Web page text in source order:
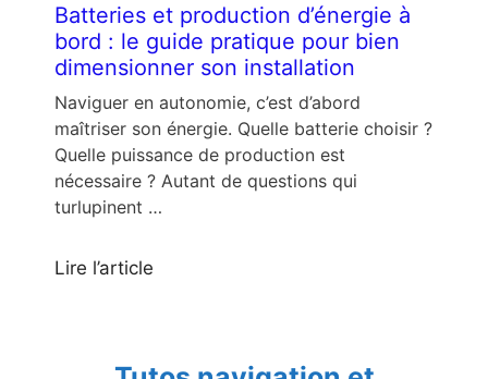
Batteries et production d’énergie à
bord : le guide pratique pour bien
dimensionner son installation
Naviguer en autonomie, c’est d’abord
maîtriser son énergie. Quelle batterie choisir ?
Quelle puissance de production est
nécessaire ? Autant de questions qui
turlupinent …
Lire l’article